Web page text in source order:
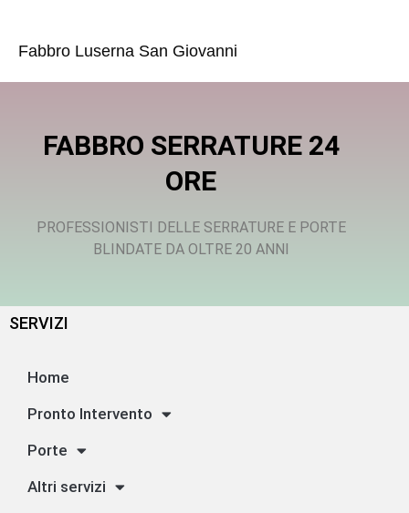
Fabbro Luserna San Giovanni
FABBRO SERRATURE 24
ORE
PROFESSIONISTI DELLE SERRATURE E PORTE
BLINDATE DA OLTRE 20 ANNI
SERVIZI
Home
Pronto Intervento
Porte
Altri servizi